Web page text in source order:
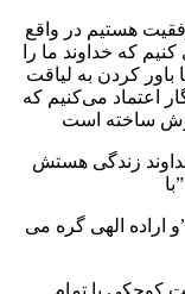
هستیم در واقع
که خداوند ما را
کردن به لیاقت
اعتماد می‌کنیم که
ساخته است
زندگی هستش
اراده الهی گره می
کوچکی با تمام